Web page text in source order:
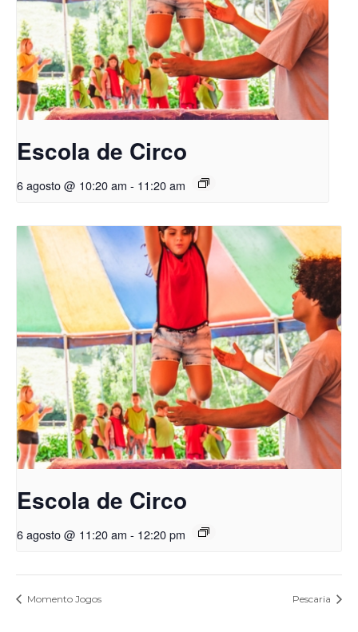
Escola de Circo
6 agosto @ 10:20 am - 11:20 am
Escola de Circo
6 agosto @ 11:20 am - 12:20 pm
Momento Jogos Pescaria